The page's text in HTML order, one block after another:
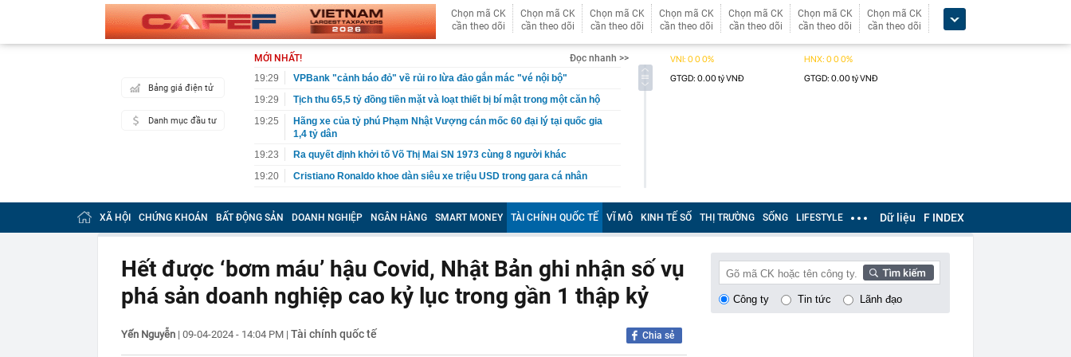
Chọn mã CK
cần theo dõi
Chọn mã CK
cần theo dõi
Chọn mã CK
cần theo dõi
Chọn mã CK
cần theo dõi
Chọn mã CK
cần theo dõi
Chọn mã CK
cần theo dõi
Chọn mã CK
cần theo dõi
Bảng giá điện tử
Danh mục đầu tư
MỚI NHẤT!
Đọc nhanh >>
19:29
VPBank "cảnh báo đỏ" về rủi ro lừa đảo gắn mác "vé nội bộ"
19:29
Tịch thu 65,5 tỷ đồng tiền mặt và loạt thiết bị bí mật trong một căn hộ
19:25
Hãng xe của tỷ phú Phạm Nhật Vượng cán mốc 60 đại lý tại quốc gia
1,4 tỷ dân
19:23
Ra quyết định khởi tố Võ Thị Mai SN 1973 cùng 8 người khác
19:20
Cristiano Ronaldo khoe dàn siêu xe triệu USD trong gara cá nhân
19:15
Vietlott 6/8 - Xổ số Power 6/55 - Kết quả xổ số Vietlott hôm nay
6/8/2026
MB, Sacombank, HDBank,...
19:14
Công ty con của HAGL chốt thời gian IPO 18,8 triệu cổ phiếu
Suzuki Burgman 400 ABS trình làng bản nâng cấp tương thích xăng
19:09
Cuộc đua mới trên thị trường thẻ tín dụng: Các ngân hàng chuyển từ
cạnh tranh ưu đãi sang "may đo" trải nghiệm cho từng khách hàng
XÃ HỘI CHỨNG KHOÁN BẤT ĐỘNG SẢN DOANH NGHIỆP NGÂN HÀNG SMART MONEY TÀI CHÍNH QUỐC TẾ VĨ MÔ KINH TẾ SỐ THỊ TRƯỜNG SỐNG LIFESTYLE Dữ liệu F INDEX
Hết được ‘bơm máu’ hậu Covid, Nhật Bản ghi nhận số vụ
phá sản doanh nghiệp cao kỷ lục trong gần 1 thập kỷ
Yến Nguyễn | 09-04-2024 - 14:04 PM | Tài chính quốc tế Chia sẻ
Công ty Tin tức Lãnh đạo